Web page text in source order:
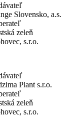
Slovensko, a.s.
zeleň
s.r.o.
Plant s.r.o.
zeleň
s.r.o.